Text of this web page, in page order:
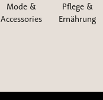
Mode &
Accessories
Pflege &
Ernährung